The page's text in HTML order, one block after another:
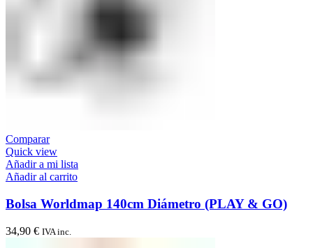
Comparar
Quick view
Añadir a mi lista
Añadir al carrito
Bolsa Worldmap 140cm Diámetro (PLAY & GO)
34,90 € IVA inc.